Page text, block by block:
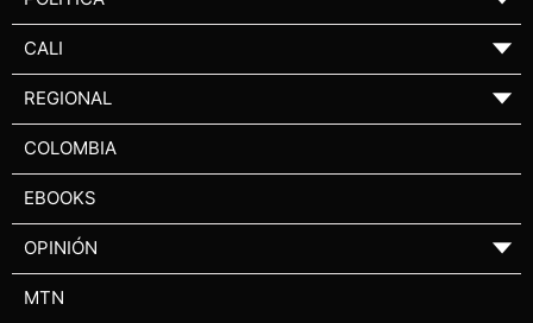
CALI ▼
REGIONAL ▼
COLOMBIA
EBOOKS
OPINIÓN ▼
MTN